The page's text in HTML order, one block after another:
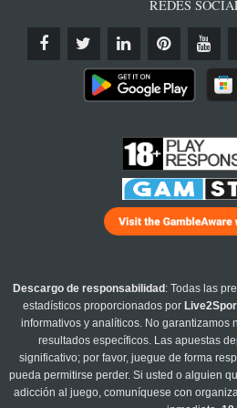
REDES
Descargo de responsabilidad : Todas las
estadísticos proporcionados por
informativos y analíticos. No garantizamos
resultados específicos. Las apuestas
significativo; por favor, juegue de forma
pueda permitirse perder. Si usted o alguien
adicción al juego, comuníquese con